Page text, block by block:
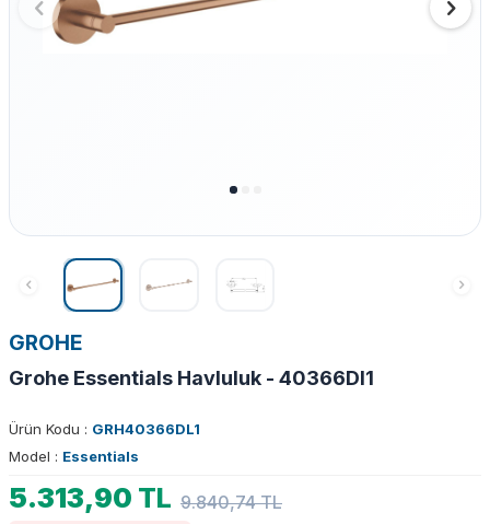
GROHE
Grohe Essentials Havluluk - 40366Dl1
Ürün Kodu : GRH40366DL1
Model : Essentials
5.313,90 TL 9.840,74TL